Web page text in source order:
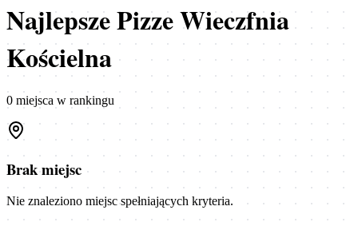
Najlepsze Pizze Wieczfnia
Kościelna
0 miejsca w rankingu
Brak miejsc
Nie znaleziono miejsc spełniających kryteria.